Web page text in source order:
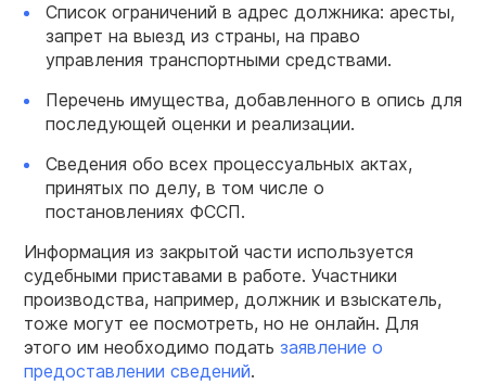
Список ограничений в адрес должника: аресты,
запрет на выезд из страны, на право
управления транспортными средствами.
Перечень имущества, добавленного в опись для
последующей оценки и реализации.
Сведения обо всех процессуальных актах,
принятых по делу, в том числе о
постановлениях ФССП.
Информация из закрытой части используется
судебными приставами в работе. Участники
производства, например, должник и взыскатель,
тоже могут ее посмотреть, но не онлайн. Для
этого им необходимо подать заявление о
предоставлении сведений.